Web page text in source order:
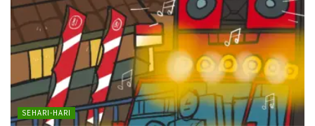
SEHARI-HARI